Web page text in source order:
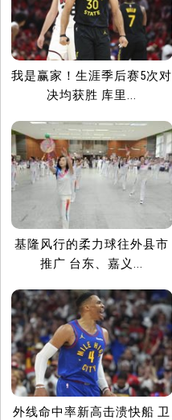
我是赢家！生涯季后赛5次对
决均获胜 库里...
基隆风行的柔力球往外县市
推广 台东、嘉义...
外线命中率新高击溃快船 卫